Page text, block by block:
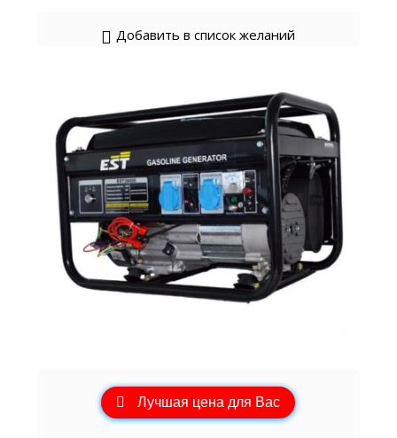
Добавить в список желаний
Лучшая цена для Вас